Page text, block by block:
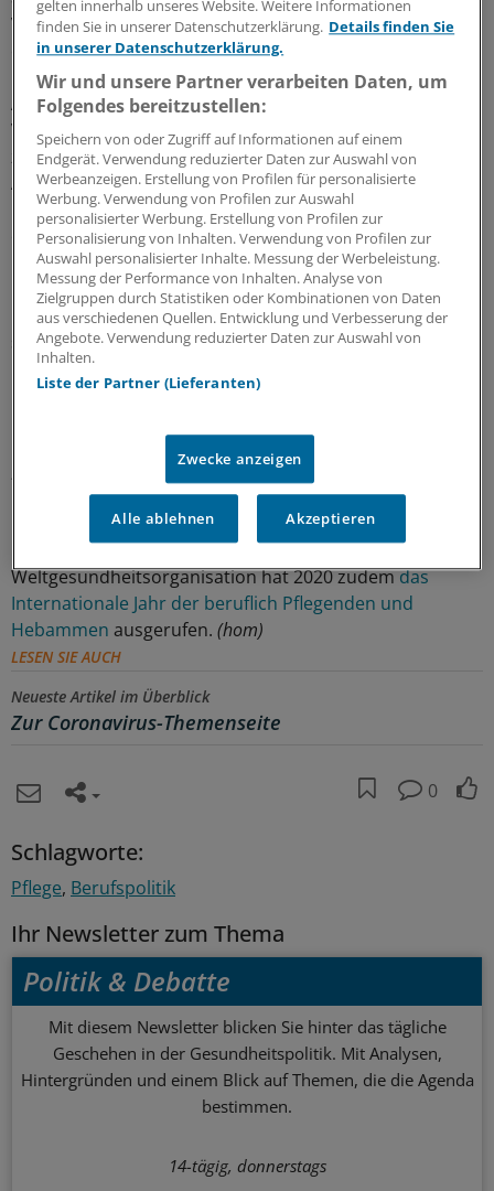
Vergessenheit zu geraten. Mit der Kampagne wolle man
erreichen, „dass auf Worte auch Taten folgen“.
Auf der Internetseitewww.pflegenachcorona.de
Verband zudem Forderungen von Pflegebeschäftigten
zu den Themen Mitsprache, Bezahlung,
Arbeitsbedingungen, Bildung und Gesundheit sammeln.
Diese sollen in den nächsten Wochen im Rahmen
öffentlicher Aktionen an politisch Verantwortliche in
Bund und Ländern adressiert werden.
Höhepunkt soll eine Kundgebung im November 2020
sein.
Kundgebung im Herbst geplant
Der Starttermin der Kampagne fällt auf den
„Internationalen Tag der Pflegenden“, der an diesem
Dienstag anlässlich des200. Geburtstags der
Begründerin der modernen Krankenpflege Florence
Nightingalegefeiert wird. Die
Weltgesundheitsorganisation hat 2020 zudemdas
Internationale Jahr der beruflich Pflegenden und
Hebammen ausgerufen. (hom)
LESEN SIE AUCH
Neueste Artikel im Überblick
Zur Coronavirus-Themenseite
0
Schlagworte:
Pflege Berufspolitik
Ihr Newsletter zum Thema
Politik & Debatte
Mit diesem Newsletter blicken Sie hinter das tägliche
Geschehen in der Gesundheitspolitik. Mit Analysen,
Hintergründen und einem Blick auf Themen, die die Agenda
bestimmen.
14-tägig, donnerstags
gelten innerhalb unseres Website. Weitere Informationen
finden Sie in unserer Datenschutzerklärung. Details finden Sie
in unserer Datenschutzerklärung.
Wir und unsere Partner verarbeiten Daten, um
Folgendes bereitzustellen:
Speichern von oder Zugriff auf Informationen auf einem
Endgerät. Verwendung reduzierter Daten zur Auswahl von
Werbeanzeigen. Erstellung von Profilen für personalisierte
Werbung. Verwendung von Profilen zur Auswahl
personalisierter Werbung. Erstellung von Profilen zur
Personalisierung von Inhalten. Verwendung von Profilen zur
Auswahl personalisierter Inhalte. Messung der Werbeleistung.
Messung der Performance von Inhalten. Analyse von
Zielgruppen durch Statistiken oder Kombinationen von Daten
aus verschiedenen Quellen. Entwicklung und Verbesserung der
Angebote. Verwendung reduzierter Daten zur Auswahl von
Inhalten.
Liste der Partner (Lieferanten)
Zwecke anzeigen
Alle ablehnen Akzeptieren